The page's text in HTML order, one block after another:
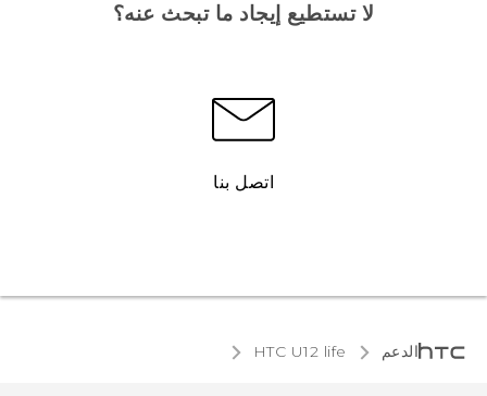
لا تستطيع إيجاد ما تبحث عنه؟
اتصل بنا
الدعم HTC U12 life‎